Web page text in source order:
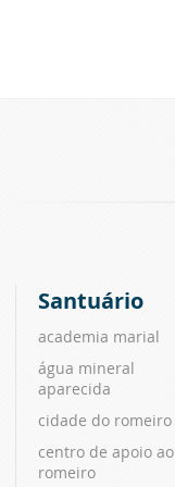
Santuário
academia marial
água mineral
aparecida
cidade do romeiro
centro de apoio ao
romeiro